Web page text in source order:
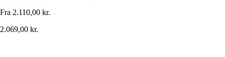
Fra 2.110,00 kr.
2.069,00 kr.